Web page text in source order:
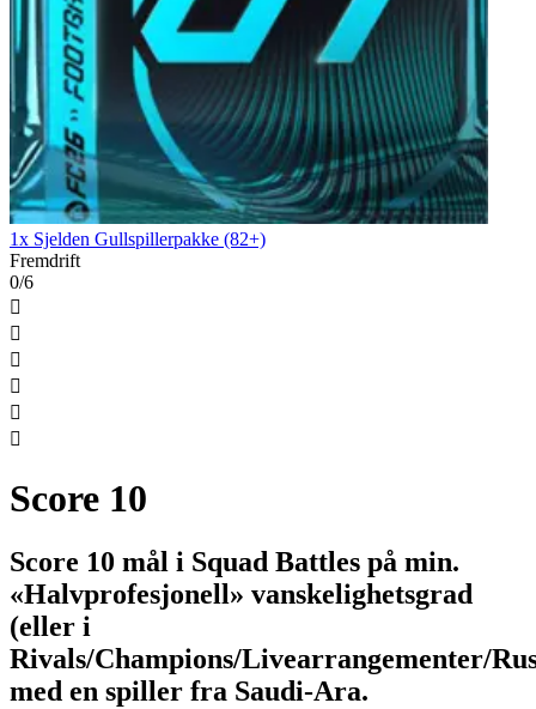
1x Sjelden Gullspillerpakke (82+)
Fremdrift
0/6






Score 10
Score 10 mål i Squad Battles på min.
«Halvprofesjonell» vanskelighetsgrad
(eller i
Rivals/Champions/Livearrangementer/
med en spiller fra Saudi-Ara.